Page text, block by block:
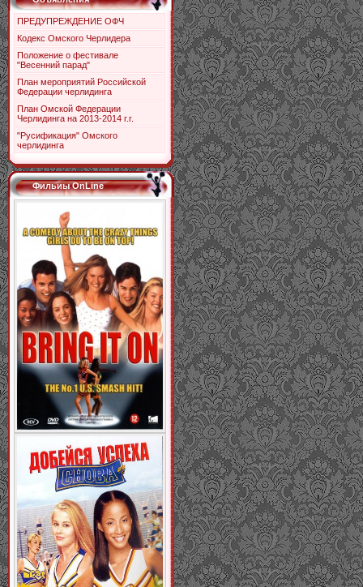
ПРЕДУПРЕЖДЕНИЕ ОФЧ
Кодекс Омского Черлидера
Положение о фестивале
"Весенний парад"
План мероприятий Российской
Федерации черлидинга
План Омской Федерации
Черлидинга на 2013-2014 г.г.
"Русификация" Омского
черлидинга
Фильиы OnLine